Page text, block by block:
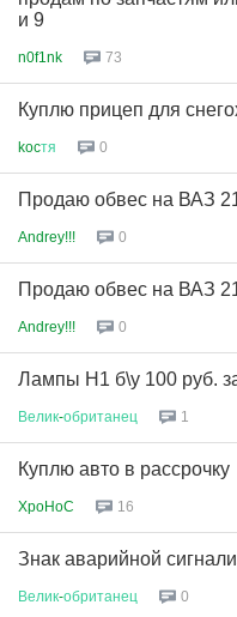
и 9
n0f1nk 73
Куплю прицеп для
kocтя 0
Продаю обвес на ВАЗ
Andrey!!! 0
Продаю обвес на ВАЗ
Andrey!!! 0
Лампы H1 б\у 100 руб.
Велик-обританец 1
Куплю авто в рассрочку
XpoHoC 16
Знак аварийной
Велик-обританец 0